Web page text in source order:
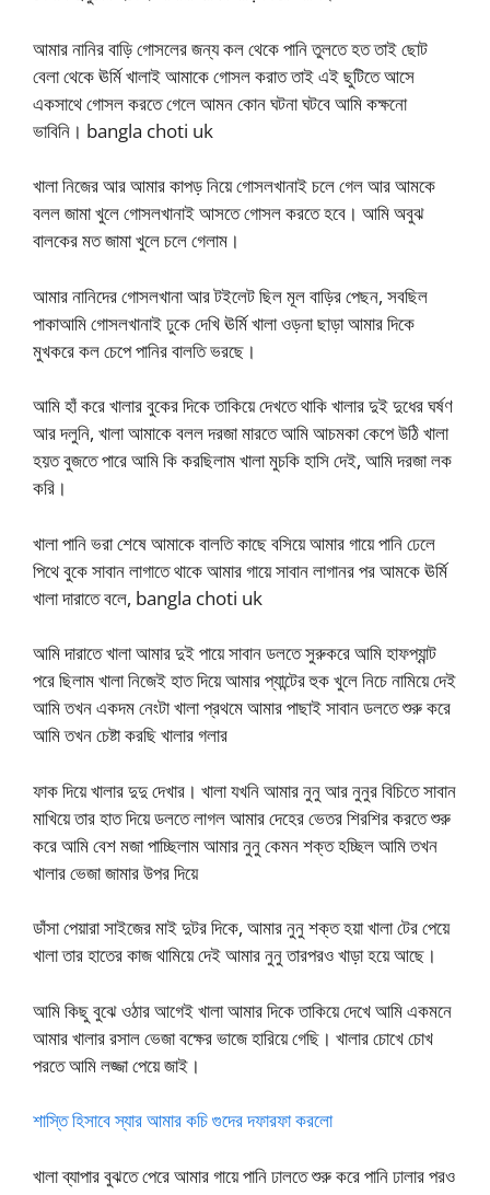
আমার নানির বাড়ি গোসলের জন্য কল থেকে পানি তুলতে হত তাই ছোট
বেলা থেকে ঊর্মি খালাই আমাকে গোসল করাত তাই এই ছুটিতে আসে
একসাথে গোসল করতে গেলে আমন কোন ঘটনা ঘটবে আমি কক্ষনো
ভাবিনি। bangla choti uk
খালা নিজের আর আমার কাপড় নিয়ে গোসলখানাই চলে গেল আর আমকে
বলল জামা খুলে গোসলখানাই আসতে গোসল করতে হবে। আমি অবুঝ
বালকের মত জামা খুলে চলে গেলাম।
আমার নানিদের গোসলখানা আর টইলেট ছিল মূল বাড়ির পেছন, সবছিল
পাকাআমি গোসলখানাই ঢুকে দেখি ঊর্মি খালা ওড়না ছাড়া আমার দিকে
মুখকরে কল চেপে পানির বালতি ভরছে।
আমি হাঁ করে খালার বুকের দিকে তাকিয়ে দেখতে থাকি খালার দুই দুধের ঘর্ষণ
আর দলুনি, খালা আমাকে বলল দরজা মারতে আমি আচমকা কেপে উঠি খালা
হয়ত বুজতে পারে আমি কি করছিলাম খালা মুচকি হাসি দেই, আমি দরজা লক
করি।
খালা পানি ভরা শেষে আমাকে বালতি কাছে বসিয়ে আমার গায়ে পানি ঢেলে
পিথে বুকে সাবান লাগাতে থাকে আমার গায়ে সাবান লাগানর পর আমকে ঊর্মি
খালা দারাতে বলে, bangla choti uk
আমি দারাতে খালা আমার দুই পায়ে সাবান ডলতে সুরুকরে আমি হাফপ্যান্ট
পরে ছিলাম খালা নিজেই হাত দিয়ে আমার প্যান্টের হুক খুলে নিচে নামিয়ে দেই
আমি তখন একদম নেংটা খালা প্রথমে আমার পাছাই সাবান ডলতে শুরু করে
আমি তখন চেষ্টা করছি খালার গলার
ফাক দিয়ে খালার দুদু দেখার। খালা যখনি আমার নুনু আর নুনুর বিচিতে সাবান
মাখিয়ে তার হাত দিয়ে ডলতে লাগল আমার দেহের ভেতর শিরশির করতে শুরু
করে আমি বেশ মজা পাচ্ছিলাম আমার নুনু কেমন শক্ত হচ্ছিল আমি তখন
খালার ভেজা জামার উপর দিয়ে
ডাঁসা পেয়ারা সাইজের মাই দুটর দিকে, আমার নুনু শক্ত হয়া খালা টের পেয়ে
খালা তার হাতের কাজ থামিয়ে দেই আমার নুনু তারপরও খাড়া হয়ে আছে।
আমি কিছু বুঝে ওঠার আগেই খালা আমার দিকে তাকিয়ে দেখে আমি একমনে
আমার খালার রসাল ভেজা বক্ষের ভাজে হারিয়ে গেছি। খালার চোখে চোখ
পরতে আমি লজ্জা পেয়ে জাই।
শাস্তি হিসাবে স্যার আমার কচি গুদের দফারফা করলো
খালা ব্যাপার বুঝতে পেরে আমার গায়ে পানি ঢালতে শুরু করে পানি ঢালার পরও